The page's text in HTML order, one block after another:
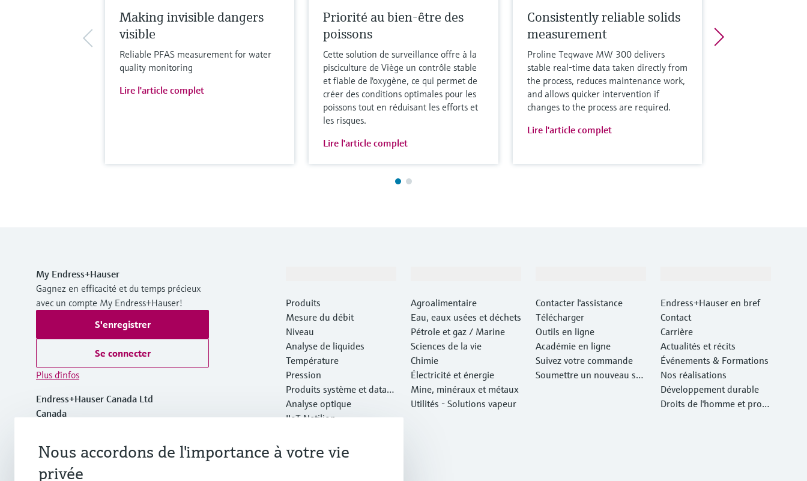
Making invisible dangers
visible
Reliable PFAS measurement for water
quality monitoring
Lire l'article complet
Priorité au bien-être des
poissons
Cette solution de surveillance offre à la
pisciculture de Viège un contrôle stable
et fiable de l'oxygène, ce qui permet de
créer des conditions optimales pour les
poissons tout en réduisant les efforts et
les risques.
Lire l'article complet
Consistently reliable solids
measurement
Proline Teqwave MW 300 delivers
stable real-time data taken directly from
the process, reduces maintenance work,
and allows quicker intervention if
changes to the process are required.
Lire l'article complet
My Endress+Hauser
Gagnez en efficacité et du temps précieux
avec un compte My Endress+Hauser!
S'enregistrer
Se connecter
Plus d'infos
Endress+Hauser Canada Ltd
Canada
+1-905-681-9292
Produits
Mesure du débit
Niveau
Analyse de liquides
Température
Pression
Produits système et data
managers
Analyse optique
IIoT Netilion
Produits vedettes
Outils en ligne
Agroalimentaire
Eau, eaux usées et déchets
Pétrole et gaz / Marine
Sciences de la vie
Chimie
Électricité et énergie
Mine, minéraux et métaux
Utilités - Solutions vapeur
Contacter l'assistance
Télécharger
Outils en ligne
Académie en ligne
Suivez votre commande
Soumettre un nouveau ser
Endress+Hauser en bref
Contact
Carrière
Actualités et récits
Événements & Formations
Nos réalisations
Développement durable
Droits de l'homme et prote
Nous accordons de l'importance à votre vie
privée